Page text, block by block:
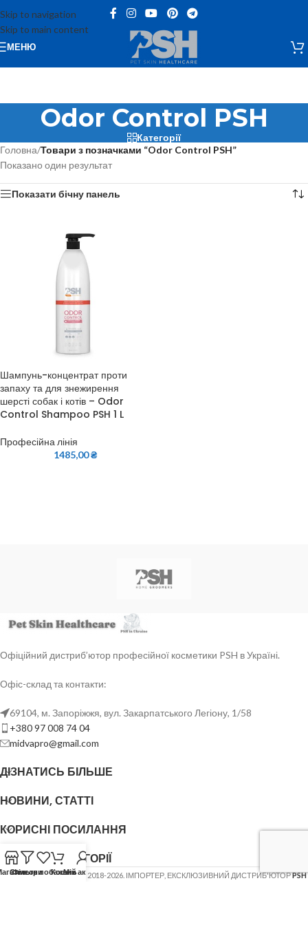
Skip to navigation
Skip to main content
МЕНЮ
Odor Control PSH
Категорії
Головна/Товари з позначками “Odor Control PSH”
Показано один результат
Показати бічну панель
Шампунь-концентрат проти
запаху та для знежирення
шерсті собак і котів – Odor
Control Shampoo PSH 1 L
Професійна лінія
1485,00₴
Офіційний дистриб’ютор професійної косметики PSH в Україні.
Офіс-склад та контакти:
69104, м. Запоріжжя, вул. Закарпатського Легіону, 1/58
+380 97 008 74 04
midvapro@gmail.com
ДІЗНАТИСЬ БІЛЬШЕ
НОВИНИ, СТАТТІ
КОРИСНІ ПОСИЛАННЯ
ОСНОВНІ КАТЕГОРІЇ
ФОП ШОВГЕНЮК Ю.В. 2018-2026. ІМПОРТЕР, ЕКСКЛЮЗИВНИЙ ДИСТРИБ'ЮТОРPSH
Фільтри
Список побажань
КошикМій акаунт